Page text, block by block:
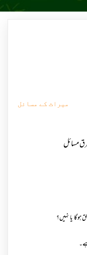
میراث کے مسائل
مسائل
یا نہیں؟